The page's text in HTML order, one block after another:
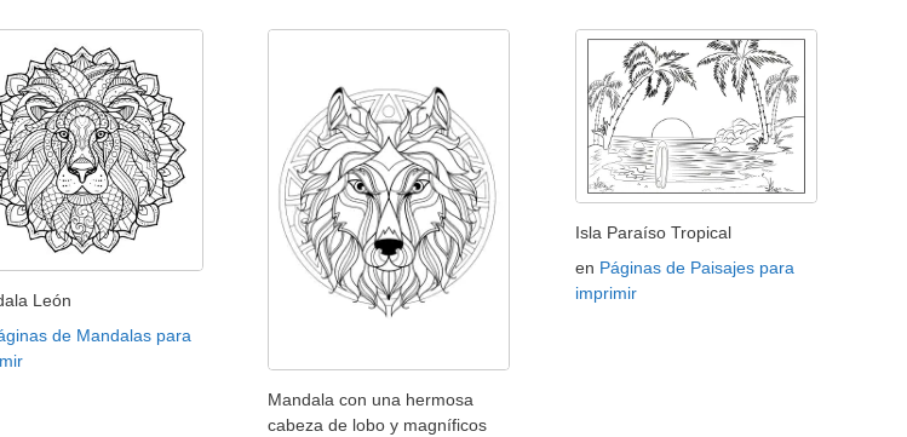
León
de Mandalas para
Mandala con una hermosa
cabeza de lobo y magníficos
Isla Paraíso Tropical
en Páginas de Paisajes para
imprimir